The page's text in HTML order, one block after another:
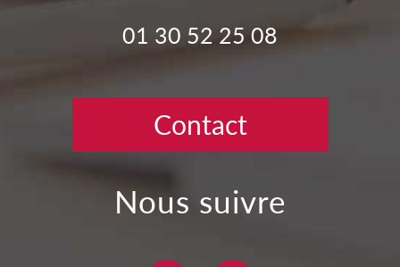
01 30 52 25 08
Contact
nous suivre